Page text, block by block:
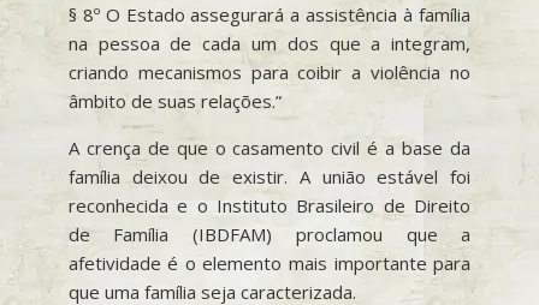
§ 8º O Estado assegurará a assistência à família
na pessoa de cada um dos que a integram,
criando mecanismos para coibir a violência no
âmbito de suas relações.”
A crença de que o casamento civil é a base da
família deixou de existir. A união estável foi
reconhecida e o Instituto Brasileiro de Direito
de Família (IBDFAM) proclamou que a
afetividade é o elemento mais importante para
que uma família seja caracterizada.